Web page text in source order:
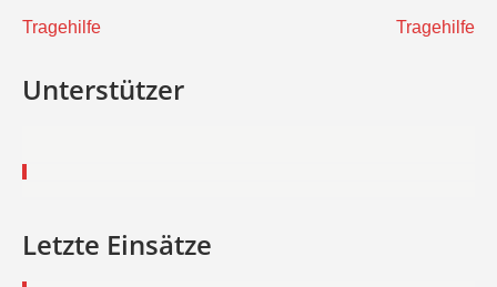
Beitragsnavigation
Tragehilfe Tragehilfe
Unterstützer
Letzte Einsätze